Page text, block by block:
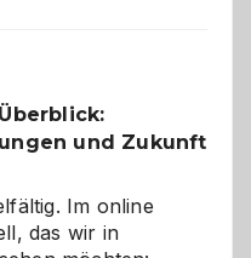
und Zukunft
Im online
das wir in